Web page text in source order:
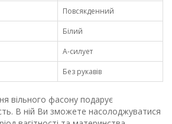
Повсякденний
Білий
А-силует
Без рукавів
вільного фасону подарує
В ній Ви зможете насолоджуватися